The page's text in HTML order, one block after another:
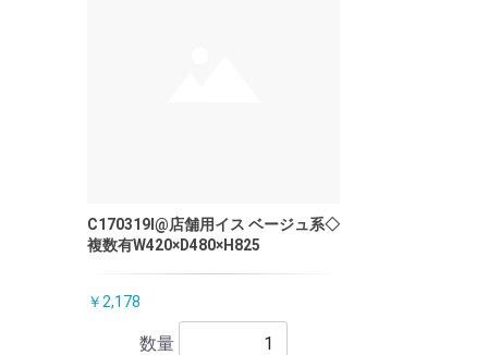
C170319I@店舗用イス ベージュ系◇
複数有W420×D480×H825
￥2,178
数量